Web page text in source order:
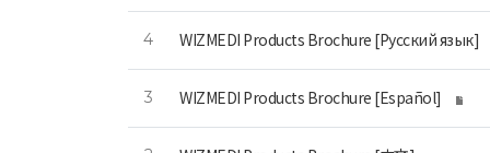
4 WIZMEDI Products Brochure [Русский язык]
3 WIZMEDI Products Brochure [Español]